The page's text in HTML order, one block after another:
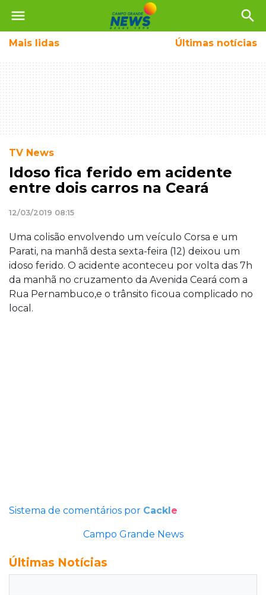
menu search
Mais lidas Últimas notícias
TV News
Idoso fica ferido em acidente
entre dois carros na Ceará
12/03/2019 08:15
Uma colisão envolvendo um veículo Corsa e um
Parati, na manhã desta sexta-feira (12) deixou um
idoso ferido. O acidente aconteceu por volta das 7h
da manhã no cruzamento da Avenida Ceará com a
Rua Pernambuco,e o trânsito ficoua complicado no
local.
Sistema de comentários por Cackle
Campo Grande News
Últimas Notícias